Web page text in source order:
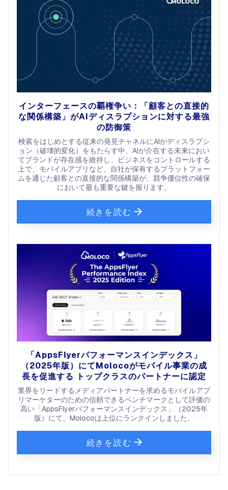
インターフェースの覇権争い：「顧客との直接的
な関係構築」がAIディスラプションに対する最強
の防御策
検索をはじめとする従来の発見チャネルにAIがディスラプシ
ョン（破壊的変化）をもたらす中、AIが介在する未来におい
てブランドが存在感を維持し、ビジネスをコントロールする
上で、モバイルアプリなど、自社が保有するプラットフォー
ムを通じた顧客との直接的な関係構築が、競争優位性の確保
において最も重要な鍵を握ります。
続きを読む
「AppsFlyerパフォーマンスインデックス」
（2025年版）にてMolocoがモバイル事業の成
長を促進する トップクラスのパートナーに認定
業界をリードするメディアパートナーを求めるモバイルアプ
リマーケターのための信頼できるベンチマークとして評価の
高い「AppsFlyerパフォーマンスインデックス」（2025年
版）にて、Molocoは上位にランクインしました。
続きを読む